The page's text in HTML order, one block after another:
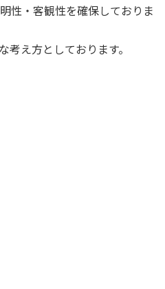
性・客観性を確保しておりま
え方としております。